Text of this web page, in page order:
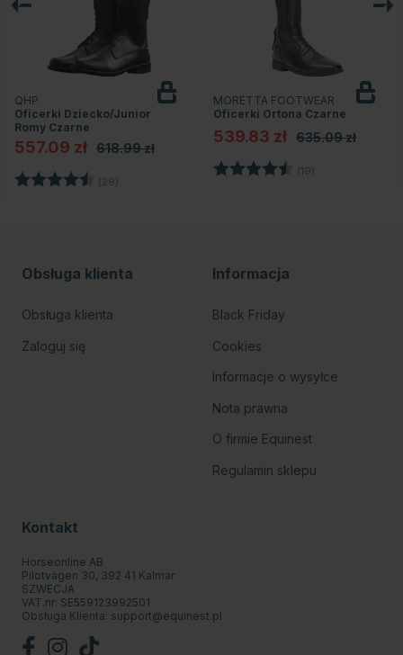
QHP
Oficerki Dziecko/Junior
Romy Czarne
557.09 zł 618.99 zł
Ocena: (29)
MORETTA FOOTWEAR
Oficerki Ortona Czarne
539.83 zł 635.09 zł
Ocena: (19)
Obsługa klienta
Obsługa klienta
Zaloguj się
Informacja
Black Friday
Cookies
Informacje o wysyłce
Nota prawna
O firmie Equinest
Regulamin sklepu
Kontakt
Horseonline AB
Pilotvägen 30, 392 41 Kalmar
SZWECJA
VAT.nr: SE559123992501
Obsługa Klienta: support@equinest.pl